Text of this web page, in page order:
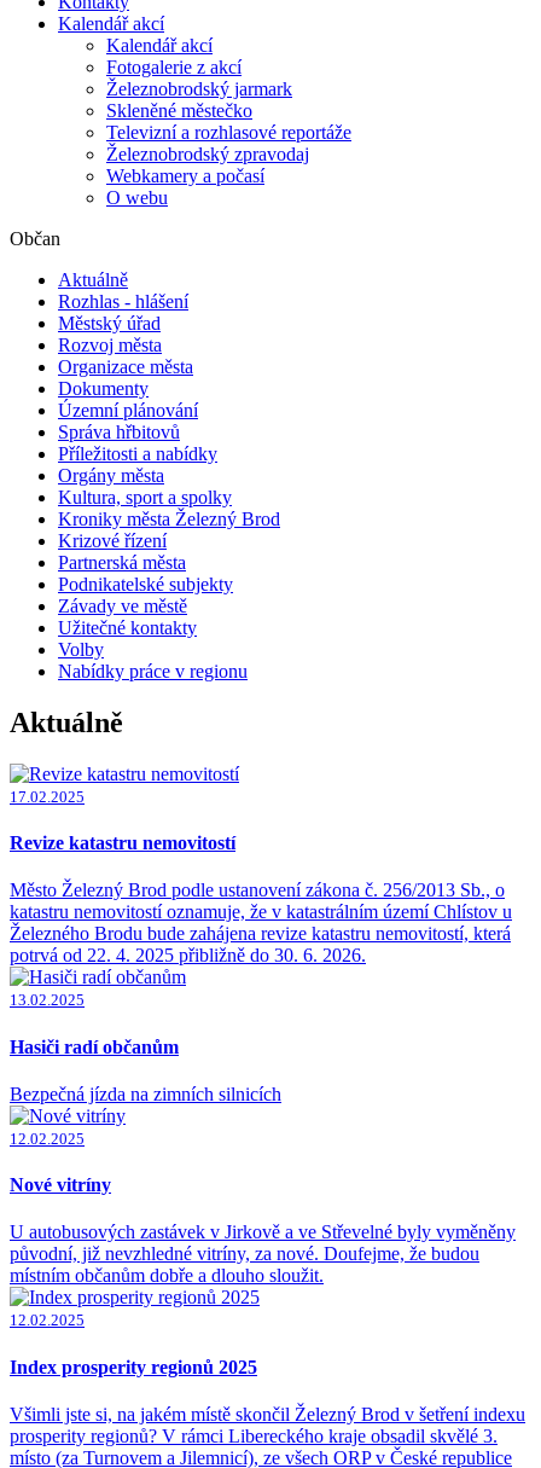
Kalendář akcí
Kalendář akcí
Fotogalerie z akcí
Železnobrodský jarmark
Skleněné městečko
Televizní a rozhlasové reportáže
Železnobrodský zpravodaj
Webkamery a počasí
O webu
Občan
Aktuálně
Rozhlas - hlášení
Městský úřad
Rozvoj města
Organizace města
Dokumenty
Územní plánování
Správa hřbitovů
Příležitosti a nabídky
Orgány města
Kultura, sport a spolky
Kroniky města Železný Brod
Krizové řízení
Partnerská města
Podnikatelské subjekty
Závady ve městě
Užitečné kontakty
Volby
Nabídky práce v regionu
Aktuálně
17.02.2025
Revize katastru nemovitostí
Město Železný Brod podle ustanovení zákona č. 256/2013 Sb., o
katastru nemovitostí oznamuje, že v katastrálním území Chlístov u
Železného Brodu bude zahájena revize katastru nemovitostí, která
potrvá od 22. 4. 2025 přibližně do 30. 6. 2026.
13.02.2025
Hasiči radí občanům
Bezpečná jízda na zimních silnicích
12.02.2025
Nové vitríny
U autobusových zastávek v Jirkově a ve Střevelné byly vyměněny
původní, již nevzhledné vitríny, za nové. Doufejme, že budou
místním občanům dobře a dlouho sloužit.
12.02.2025
Index prosperity regionů 2025
Všimli jste si, na jakém místě skončil Železný Brod v šetření indexu
prosperity regionů? V rámci Libereckého kraje obsadil skvělé 3.
místo (za Turnovem a Jilemnicí), ze všech ORP v České republice